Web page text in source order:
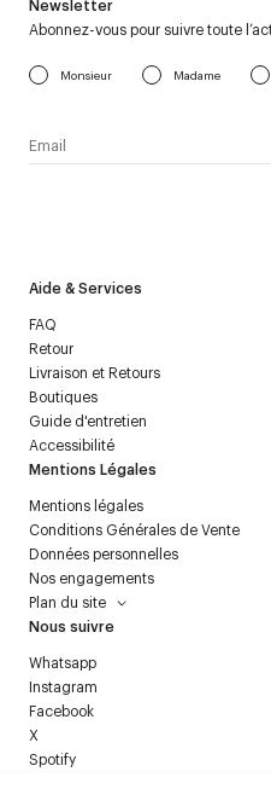
Aide & Services
FAQ
Retour
Livraison et Retours
Boutiques
Guide d'entretien
Accessibilité
Mentions Légales
Mentions légales
Conditions Générales de Vente
Données personnelles
Nos engagements
Plan du site
Nous suivre
Whatsapp
Instagram
Facebook
X
Spotify
Newsletter
Abonnez-vous pour suivre toute
Monsieur Madame